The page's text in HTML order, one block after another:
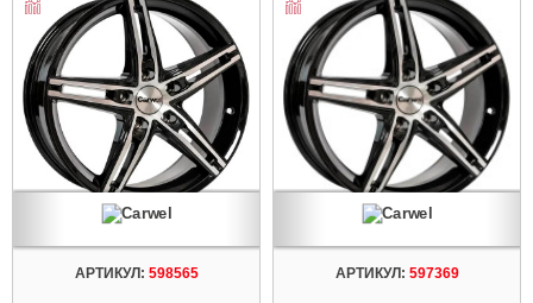
АРТИКУЛ: 598565 АРТИКУЛ: 597369